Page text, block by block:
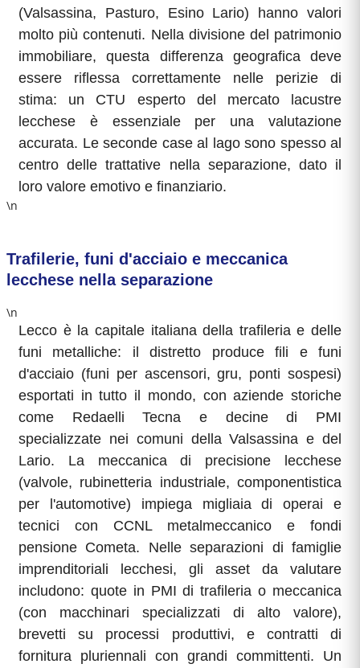
(Valsassina, Pasturo, Esino Lario) hanno valori
molto più contenuti. Nella divisione del patrimonio
immobiliare, questa differenza geografica deve
essere riflessa correttamente nelle perizie di
stima: un CTU esperto del mercato lacustre
lecchese è essenziale per una valutazione
accurata. Le seconde case al lago sono spesso al
centro delle trattative nella separazione, dato il
loro valore emotivo e finanziario.
\n
Trafilerie, funi d'acciaio e meccanica
lecchese nella separazione
\n
Lecco è la capitale italiana della trafileria e delle
funi metalliche: il distretto produce fili e funi
d'acciaio (funi per ascensori, gru, ponti sospesi)
esportati in tutto il mondo, con aziende storiche
come Redaelli Tecna e decine di PMI
specializzate nei comuni della Valsassina e del
Lario. La meccanica di precisione lecchese
(valvole, rubinetteria industriale, componentistica
per l'automotive) impiega migliaia di operai e
tecnici con CCNL metalmeccanico e fondi
pensione Cometa. Nelle separazioni di famiglie
imprenditoriali lecchesi, gli asset da valutare
includono: quote in PMI di trafileria o meccanica
(con macchinari specializzati di alto valore),
brevetti su processi produttivi, e contratti di
fornitura pluriennali con grandi committenti. Un